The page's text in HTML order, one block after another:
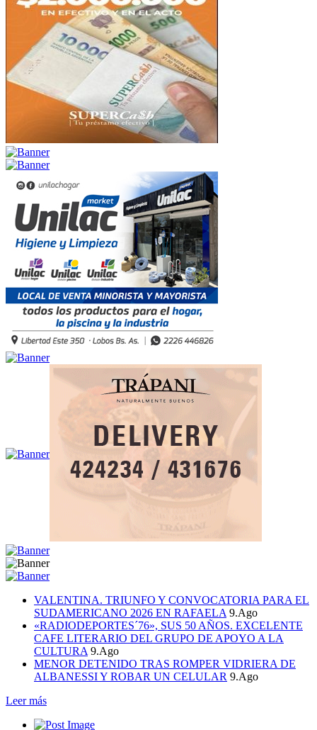
VALENTINA. TRIUNFO Y CONVOCATORIA PARA EL
SUDAMERICANO 2026 EN RAFAELA 9.Ago
«RADIODEPORTES´76», SUS 50 AÑOS. EXCELENTE
CAFE LITERARIO DEL GRUPO DE APOYO A LA
CULTURA 9.Ago
MENOR DETENIDO TRAS ROMPER VIDRIERA DE
ALBANESSI Y ROBAR UN CELULAR 9.Ago
Leer más